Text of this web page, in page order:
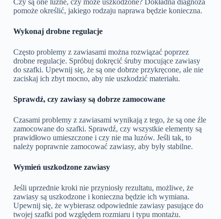
pomoże określić, jakiego rodzaju naprawa będzie konieczna.
Wykonaj drobne regulacje
Często problemy z zawiasami można rozwiązać poprzez
drobne regulacje. Spróbuj dokręcić śruby mocujące zawiasy
do szafki. Upewnij się, że są one dobrze przykręcone, ale nie
zaciskaj ich zbyt mocno, aby nie uszkodzić materiału.
Sprawdź, czy zawiasy są dobrze zamocowane
Czasami problemy z zawiasami wynikają z tego, że są one źle
zamocowane do szafki. Sprawdź, czy wszystkie elementy są
prawidłowo umieszczone i czy nie ma luzów. Jeśli tak, to
należy poprawnie zamocować zawiasy, aby były stabilne.
Wymień uszkodzone zawiasy
Jeśli uprzednie kroki nie przyniosły rezultatu, możliwe, że
zawiasy są uszkodzone i konieczna będzie ich wymiana.
Upewnij się, że wybierasz odpowiednie zawiasy pasujące do
twojej szafki pod względem rozmiaru i typu montażu.